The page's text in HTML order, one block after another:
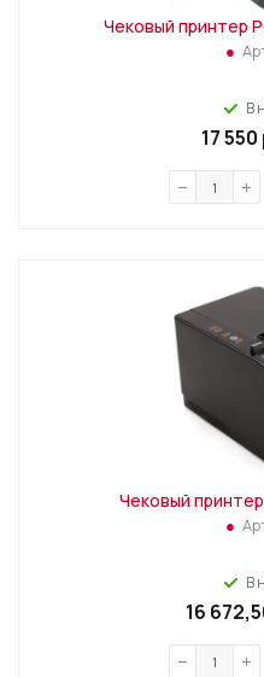
Чековый принтер
В
17 550
Чековый
В
16